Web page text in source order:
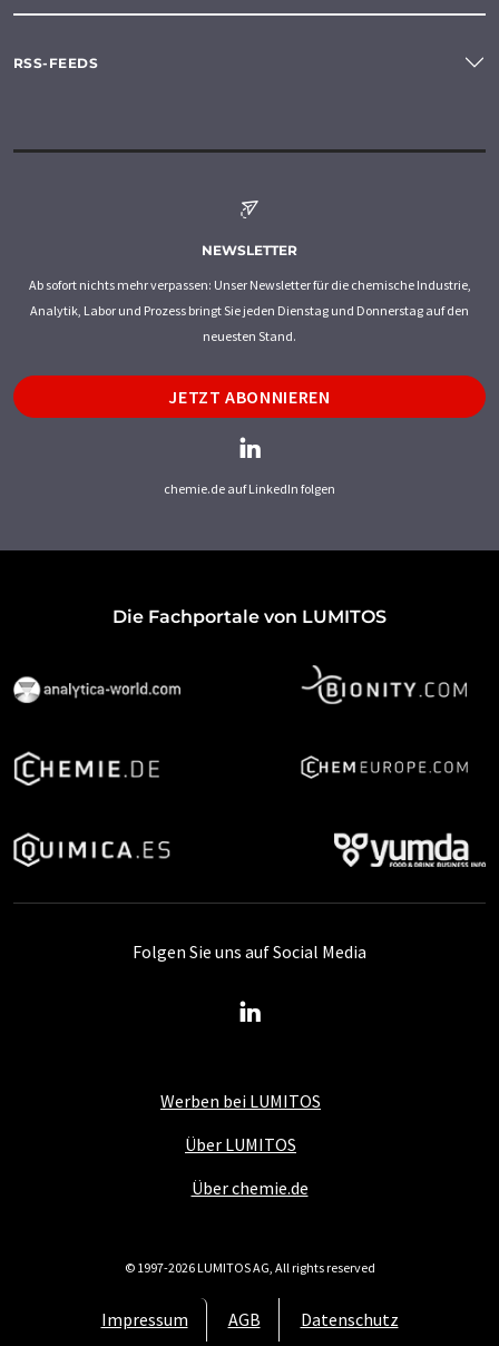
RSS-FEEDS
NEWSLETTER
Ab sofort nichts mehr verpassen: Unser Newsletter für die chemische Industrie,
Analytik, Labor und Prozess bringt Sie jeden Dienstag und Donnerstag auf den
neuesten Stand.
JETZT ABONNIEREN
chemie.de auf LinkedIn folgen
Die Fachportale von LUMITOS
Werben bei LUMITOS
Über LUMITOS
Über chemie.de
Impressum AGB Datenschutz
Folgen Sie uns auf Social Media
© 1997-2026 LUMITOS AG, All rights reserved